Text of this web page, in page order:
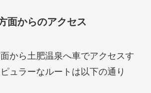
面からのアクセス
から土肥温泉へ車でアクセスす
ュラーなルートは以下の通り